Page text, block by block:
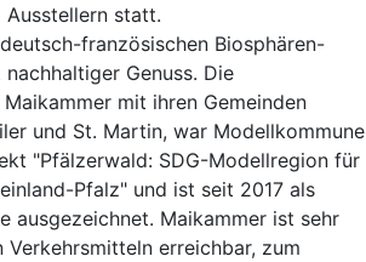
Ausstellern statt.
französischen Biosphären-
Genuss. Die
mit ihren Gemeinden
und St. Martin, war Modellkommune
"Pfälzerwald: SDG-Modellregion für
Pfalz" und ist seit 2017 als
ausgezeichnet. Maikammer ist sehr
erreichbar, zum